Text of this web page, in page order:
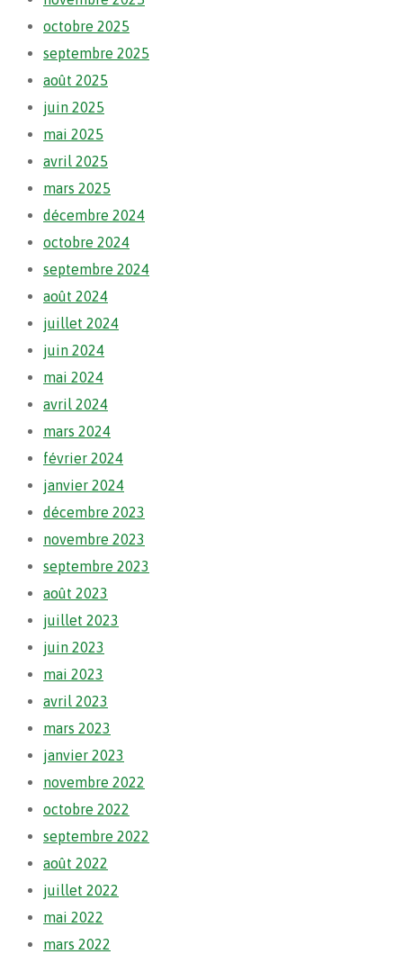
octobre 2025
septembre 2025
août 2025
juin 2025
mai 2025
avril 2025
mars 2025
décembre 2024
octobre 2024
septembre 2024
août 2024
juillet 2024
juin 2024
mai 2024
avril 2024
mars 2024
février 2024
janvier 2024
décembre 2023
novembre 2023
septembre 2023
août 2023
juillet 2023
juin 2023
mai 2023
avril 2023
mars 2023
janvier 2023
novembre 2022
octobre 2022
septembre 2022
août 2022
juillet 2022
mai 2022
mars 2022